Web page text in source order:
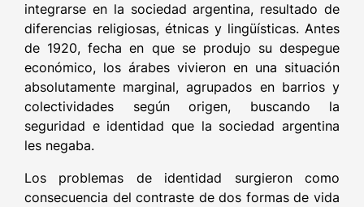
integrarse en la sociedad argentina, resultado de
diferencias religiosas, étnicas y lingüísticas. Antes
de 1920, fecha en que se produjo su despegue
económico, los árabes vivieron en una situación
absolutamente marginal, agrupados en barrios y
colectividades según origen, buscando la
seguridad e identidad que la sociedad argentina
les negaba.
Los problemas de identidad surgieron como
consecuencia del contraste de dos formas de vida